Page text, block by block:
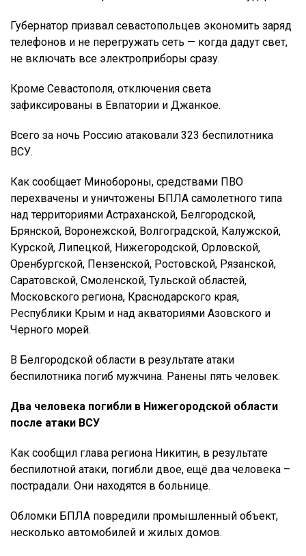
Губернатор призвал севастопольцев экономить заряд
телефонов и не перегружать сеть — когда дадут свет,
не включать все электроприборы сразу.
Кроме Севастополя, отключения света
зафиксированы в Евпатории и Джанкое.
Всего за ночь Россию атаковали 323 беспилотника
ВСУ.
Как сообщает Минобороны, средствами ПВО
перехвачены и уничтожены БПЛА самолетного типа
над территориями Астраханской, Белгородской,
Брянской, Воронежской, Волгоградской, Калужской,
Курской, Липецкой, Нижегородской, Орловской,
Оренбургской, Пензенской, Ростовской, Рязанской,
Саратовской, Смоленской, Тульской областей,
Московского региона, Краснодарского края,
Республики Крым и над акваториями Азовского и
Черного морей.
В Белгородской области в результате атаки
беспилотника погиб мужчина. Ранены пять человек.
Два человека погибли в Нижегородской области
после атаки ВСУ
Как сообщил глава региона Никитин, в результате
беспилотной атаки, погибли двое, ещё два человека –
пострадали. Они находятся в больнице.
Обломки БПЛА повредили промышленный объект,
несколько автомобилей и жилых домов.